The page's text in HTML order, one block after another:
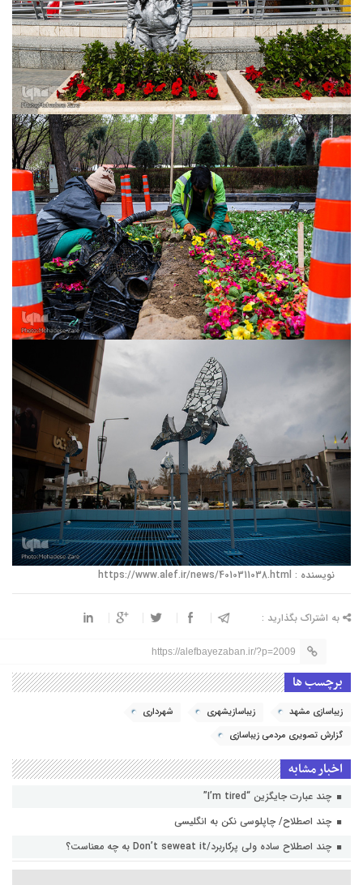
نویسنده : https://www.alef.ir/news/4010311038.html
به اشتراک بگذارید :
https://alefbayezaban.ir/?p=2009
برچسب ها
زیباسازی مشهد زیباسازیشهری
شهرداری
گزارش تصویری مردمی زیباسازی
اخبار مشابه
چند عبارت جایگزین “I’m tired”
چند اصطلاح/ چاپلوسی نکن به انگلیسی
چند اصطلاح ساده ولی پرکاربرد/Don’t seweat it به چه معناست؟